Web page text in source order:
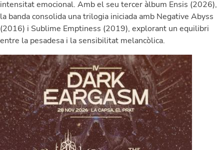
intensitat emocional. Amb el seu tercer àlbum Ensis (2026),
la banda consolida una trilogia iniciada amb Negative Abyss
(2016) i Sublime Emptiness (2019), explorant un equilibri
entre la pesadesa i la sensibilitat melancòlica.
Image